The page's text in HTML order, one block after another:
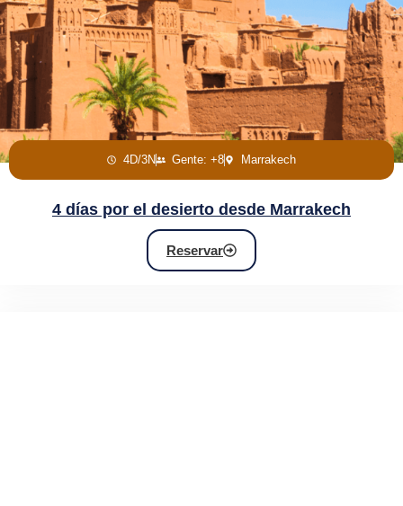
4D/3N Gente: +8 Marrakech
4 días por el desierto desde Marrakech
Reservar